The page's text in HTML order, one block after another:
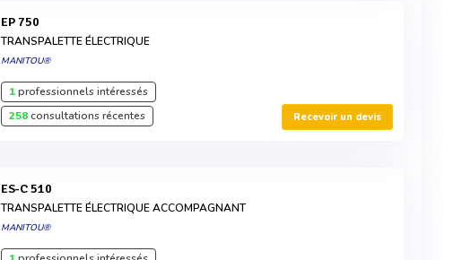
EP 750
TRANSPALETTE ÉLECTRIQUE
MANITOU®
1professionnels intéressés
258consultations récentes Recevoir un devis
ES-C 510
TRANSPALETTE ÉLECTRIQUE ACCOMPAGNANT
MANITOU®